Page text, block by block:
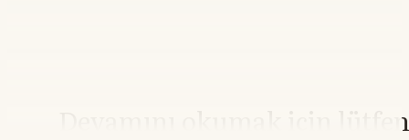
Devamını okumak için lütfen